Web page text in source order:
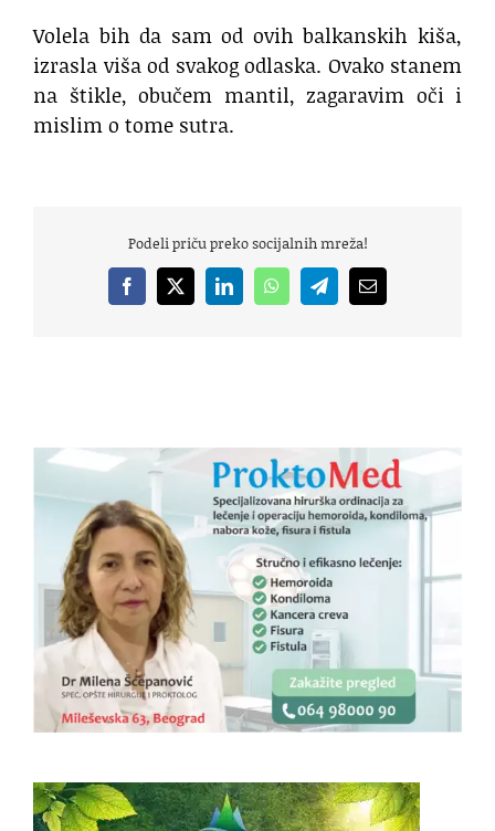
Volela bih da sam od ovih balkanskih kiša,
izrasla viša od svakog odlaska. Ovako stanem
na štikle, obučem mantil, zagaravim oči i
mislim o tome sutra.
Podeli priču preko socijalnih mreža!
Facebook
X LinkedInWhatsAppTelegramEmail